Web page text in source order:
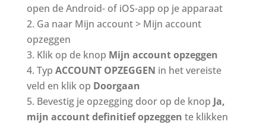
open de Android- of iOS-app op je apparaat
Ga naar Mijn account > Mijn account
opzeggen
Klik op de knop Mijn account opzeggen
Typ ACCOUNT OPZEGGEN in het vereiste
veld en klik op Doorgaan
Bevestig je opzegging door op de knop Ja,
mijn account definitief opzeggen te klikken